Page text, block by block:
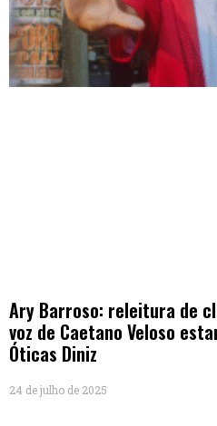
Ary Barroso: releitura de
voz de Caetano Veloso
Óticas Diniz
24 de julho de 2025